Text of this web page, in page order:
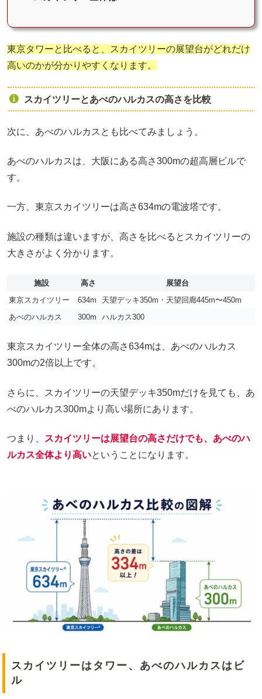
東京タワーと比べると、スカイツリーの展望台がどれだけ
高いのかが分かりやすくなります。
スカイツリーとあべのハルカスの高さを比較
次に、あべのハルカスとも比べてみましょう。
あべのハルカスは、大阪にある高さ300mの超高層ビルで
す。
一方、東京スカイツリーは高さ634mの電波塔です。
施設の種類は違いますが、高さを比べるとスカイツリーの
大きさがよく分かります。
施設 高さ
展望台
東京スカイツリー
634m
天望デッキ350m・天望回廊445m〜450m
あべのハルカス
300m ハルカス300
東京スカイツリー全体の高さ634mは、あべのハルカス
300mの2倍以上です。
さらに、スカイツリーの天望デッキ350mだけを見ても、あ
べのハルカス300mより高い場所にあります。
つまり、
スカイツリーは展望台の高さだけでも、あべのハ
ルカス全体より高いということになります。
スカイツリーはタワー、あべのハルカスはビ
ル